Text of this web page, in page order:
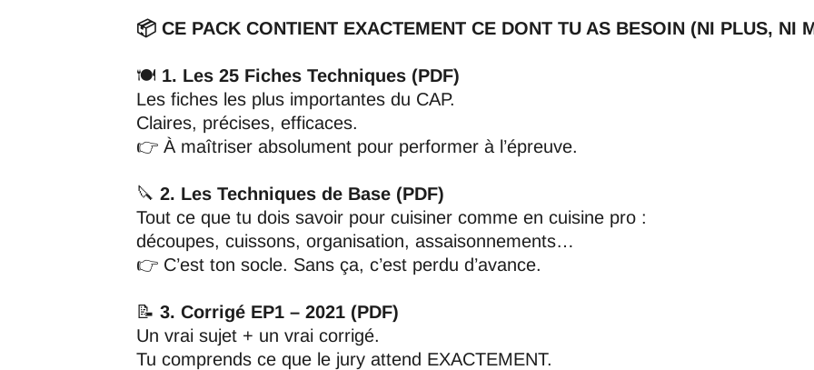
📦 CE PACK CONTIENT EXACTEMENT CE DONT TU AS BESOIN (NI PLUS, NI
🍽️ 1. Les 25 Fiches Techniques (PDF)
Les fiches les plus importantes du CAP.
Claires, précises, efficaces.
👉 À maîtriser absolument pour performer à l’épreuve.
🔪 2. Les Techniques de Base (PDF)
Tout ce que tu dois savoir pour cuisiner comme en cuisine pro :
découpes, cuissons, organisation, assaisonnements…
👉 C’est ton socle. Sans ça, c’est perdu d’avance.
📝 3. Corrigé EP1 – 2021 (PDF)
Un vrai sujet + un vrai corrigé.
Tu comprends ce que le jury attend EXACTEMENT.